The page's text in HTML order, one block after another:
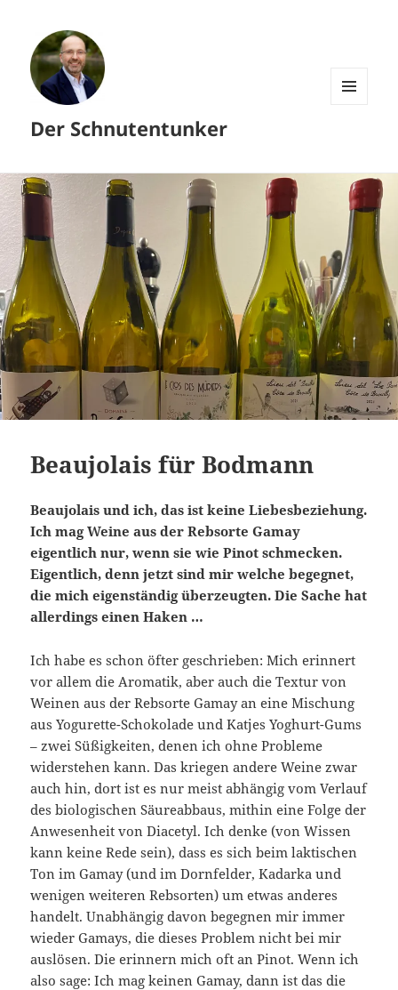
Der Schnutentunker
Beaujolais für Bodmann
Beaujolais und ich, das ist keine Liebesbeziehung.
Ich mag Weine aus der Rebsorte Gamay
eigentlich nur, wenn sie wie Pinot schmecken.
Eigentlich, denn jetzt sind mir welche begegnet,
die mich eigenständig überzeugten. Die Sache hat
allerdings einen Haken …
Ich habe es schon öfter geschrieben: Mich erinnert
vor allem die Aromatik, aber auch die Textur von
Weinen aus der Rebsorte Gamay an eine Mischung
aus Yogurette-Schokolade und Katjes Yoghurt-Gums
– zwei Süßigkeiten, denen ich ohne Probleme
widerstehen kann. Das kriegen andere Weine zwar
auch hin, dort ist es nur meist abhängig vom Verlauf
des biologischen Säureabbaus, mithin eine Folge der
Anwesenheit von Diacetyl. Ich denke (von Wissen
kann keine Rede sein), dass es sich beim laktischen
Ton im Gamay (und im Dornfelder, Kadarka und
wenigen weiteren Rebsorten) um etwas anderes
handelt. Unabhängig davon begegnen mir immer
wieder Gamays, die dieses Problem nicht bei mir
auslösen. Die erinnern mich oft an Pinot. Wenn ich
also sage: Ich mag keinen Gamay, dann ist das die